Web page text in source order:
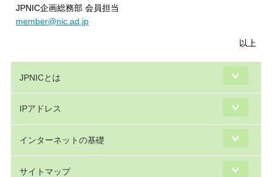
JPNIC企画総務部 会員担当
member@nic.ad.jp
以上
JPNICとは
IPアドレス
インターネットの基礎
サイトマップ